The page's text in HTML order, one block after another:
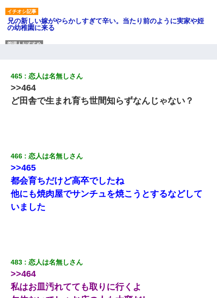
兄の新しい嫁がやらかしすぎて辛い。当たり前のように実家や姪
の幼稚園に来る
ケーキバイキングにいた単独の50くらいのオッサン、強烈だっ
た。
ミスした新人(
)に冗談で「行為させてくれたら許してあげる」
って言ったら・・・
【驚愕】5000円でＪＫと行為してきたが後悔しかない…
せない
【悲報】嫁がワイのこと嫌いっぽいから単身赴任した結果
465 恋人は名無しさん
>>464
ど田舎で生まれ育ち世間知らずなんじゃない？
466 恋人は名無しさん
>>465
都会育ちだけど高卒でしたね
他にも焼肉屋でサンチュを焼こうとするなどして
いました
483 恋人は名無しさん
>>464
私はお皿汚れてても取りに行くよ